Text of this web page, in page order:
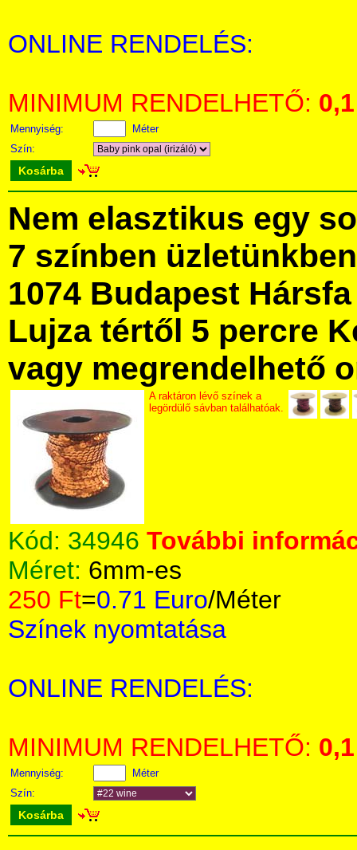
ONLINE RENDELÉS:
MINIMUM RENDELHETŐ: 0,1
Mennyiség:
Méter
Szín:
Kosárba
Nem elasztikus egy
7 színben
1074 Budapest
Lujza tértől 5 percre
vagy megrendelhető
A raktáron lévő színek a
legördülő sávban találhatóak.
Kód: 34946 További
Méret: 6mm-es
250 Ft=0.71 Euro/Méter
Színek nyomtatása
ONLINE RENDELÉS:
MINIMUM RENDELHETŐ: 0,1
Mennyiség:
Méter
Szín:
Kosárba